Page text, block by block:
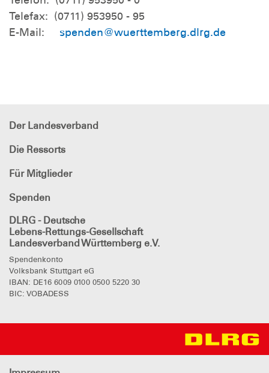
Telefax: (0711) 953950 - 95
E-Mail: spenden@wuerttemberg.dlrg.de
Der Landesverband
Die Ressorts
Für Mitglieder
Spenden
DLRG - Deutsche
Lebens-Rettungs-Gesellschaft
Landesverband Württemberg e.V.
Spendenkonto
Volksbank Stuttgart eG
IBAN: DE16 6009 0100 0500 5220 30
BIC: VOBADESS